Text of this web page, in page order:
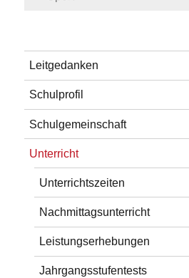
Leitgedanken
Schulprofil
Schulgemeinschaft
Unterricht
Unterrichtszeiten
Nachmittagsunterricht
Leistungserhebungen
Jahrgangsstufentests